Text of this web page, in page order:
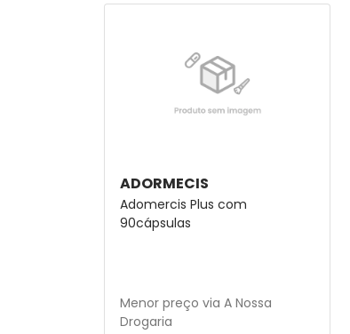
ADORMECIS
Adomercis Plus com
90cápsulas
Menor preço via A Nossa
Drogaria